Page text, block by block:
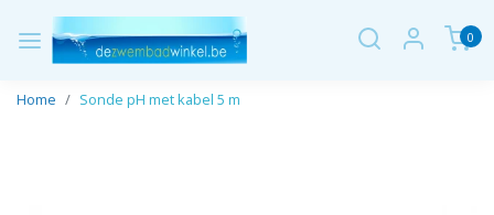
0
Home Sonde pH met kabel 5 m